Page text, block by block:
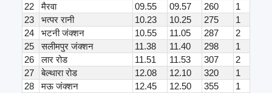
22
मैरवा 09.55 09.57 260
1
23
भत्पर रानी 10.23 10.25 275
1
24
भटनी जंक्शन 10.55 11.05 287
2
25
सलीमपुर जंक्शन 11.38 11.40 298
1
26
लार रोड 11.51 11.53 307
2
27
बेल्थारा रोड 12.08 12.10 320
1
28
मऊ जंक्शन 12.45 12.50 355
1